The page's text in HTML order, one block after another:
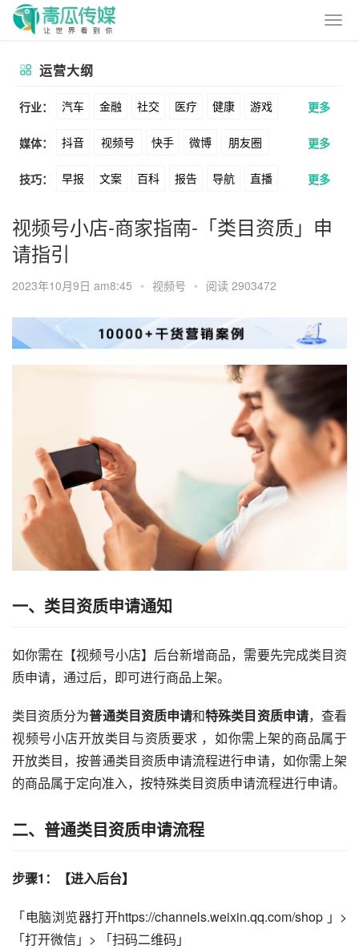
运营大纲
行业： 汽车 金融 社交 医疗 健康 游戏
动漫 美妆 美食 家装 教育 婚纱
酒旅 母婴 宠物 文娱 跨境 科技
广告 元宇宙 房地产
更多
媒体： 抖音 视频号 快手 微博 朋友圈
公众号 B站 小红书 头条 知乎
Soul 360 百度 搜狗 爱奇艺 美柚
Tiktok YouTube Yahoo Bing
更多
技巧： 早报 文案 百科 报告 导航 直播
卖货 脚本 话术 电商 私域 社群
数据 拉新 活动 用户 游戏 海外
元宇宙 跨境 青瓜通
更多
视频号小店-商家指南-「类目资质」申
请指引
2023年10月9日 am8:45 • 视频号 • 阅读 2903472
一、类目资质申请通知
如你需在【视频号小店】后台新增商品，需要先完成类目资
质申请，通过后，即可进行商品上架。
类目资质分为普通类目资质申请和特殊类目资质申请，查看
视频号小店开放类目与资质要求 ，如你需上架的商品属于
开放类目，按普通类目资质申请流程进行申请，如你需上架
的商品属于定向准入，按特殊类目资质申请流程进行申请。
二、普通类目资质申请流程
步骤1：【进入后台】
「电脑浏览器打开https://channels.weixin.qq.com/shop 」>
「打开微信」> 「扫码二维码」